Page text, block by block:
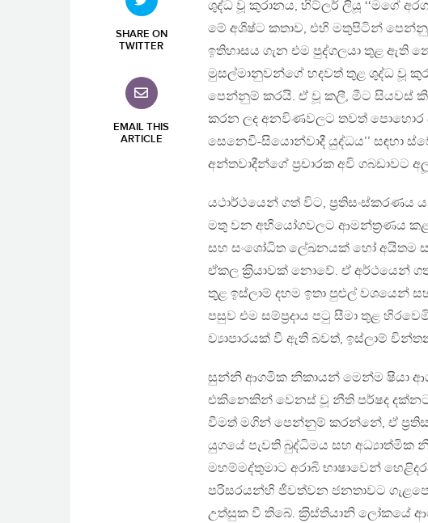
SHARE ON
TWITTER
EMAIL THIS
ARTICLE
ශුද්ධ වූ කුරානය, හිට්ලර් ලියූ ‘‘මගේ
මේ අශිෂ්ට කතාව, එහි මතුපිටින්
ඉතිහාසය ගැන එම පුද්ගලයා තුළ ඇති
මුසල්මානුවන්ගේ හදවත් තුළ ශුද්ධ වූ
පෙන්නුම් කරයි. ඒ වූ කලී, මීට සියවස්
කරන ලද අනවිණවලට තවත් පොහොර
සෙනෙවි-සියොන්වාදී යුද්ධය’’ සඳහා
අන්තවාදීන්ගේ ප‍්‍රචාරක අවි ගබඩාවට
යථාර්ථයෙන් ගත් විට, ප‍්‍රතිසංස්කරණය
මතු වන අභියෝගවලට ආමන්ත‍්‍රණය කළ
සහ සංශෝධිත ලේඛනයක් හෝ අයිතම
ඒකල ක‍්‍රියාවක් නොවේ. ඒ අර්ථයෙන්
තුළ ඉස්ලාම් දහම ඉතා පුළුල් වශයෙන්
පසුව එම සම්ප‍්‍රදාය පටු සීමා තුළ
ව්‍යාපාරයක් වී ඇති බවත්, ඉස්ලාම්
සුන්නි ආගමික නිකායන් මෙන්ම ෂියා
එකිනෙකින් වෙනස් වූ නීති පර්ෂද
වීමත් මගින් පෙන්නුම් කරන්නේ, ඒ
යුගයේ පැවති බුද්ධිමය සහ අධ්‍යාත්මික
මහම්මද්තුමාට අරාබි භාෂාවෙන්
පරිසරයන්හි ජීවත්වන ජනතාවට
උත්සුක වී තිබේ. ක‍්‍රිස්තියානි ලෝකයේ